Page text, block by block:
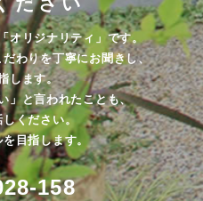
オリジナリティ」です。
わりを丁寧にお聞きし、
します。
」と言われたことも、
ください。
目指します。
158